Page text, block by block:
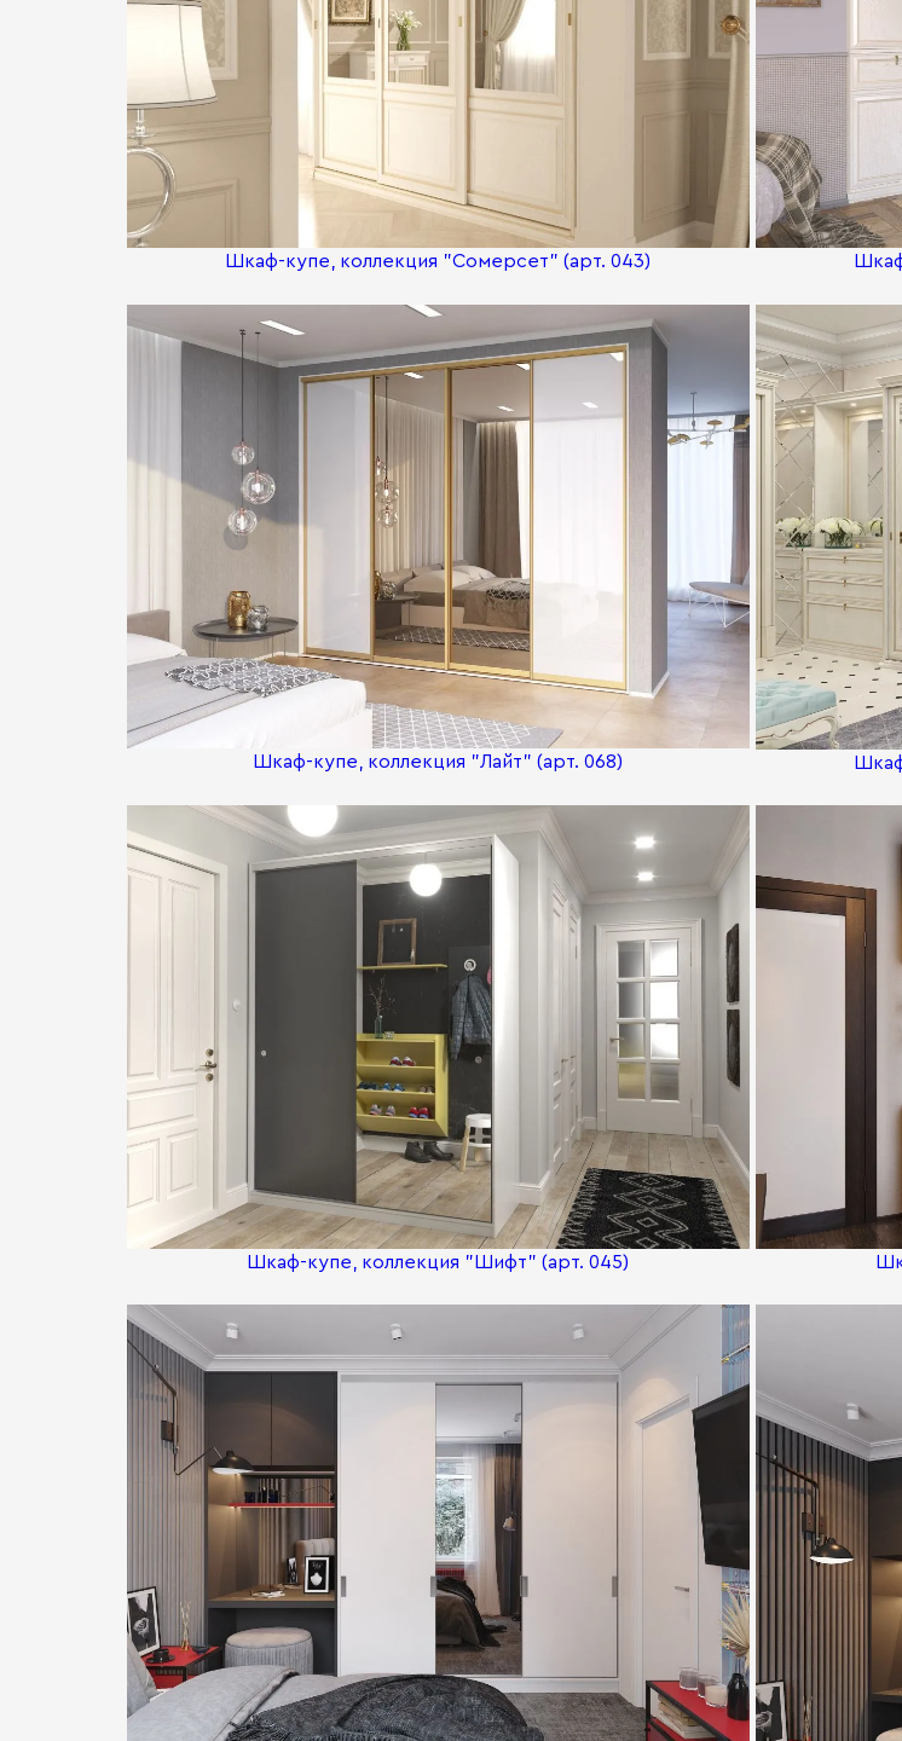
Шкаф-купе, коллекция "Сомерсет" (арт. 043)
Шкаф-купе, коллекция "Лайт" (арт. 068)
Шкаф-купе, коллекция "Шифт" (арт. 045)